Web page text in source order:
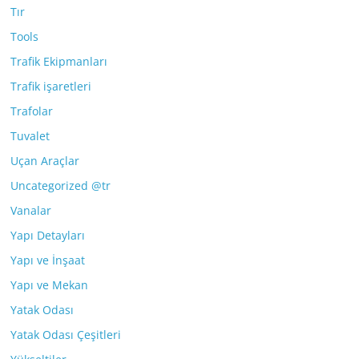
Tır
Tools
Trafik Ekipmanları
Trafik işaretleri
Trafolar
Tuvalet
Uçan Araçlar
Uncategorized @tr
Vanalar
Yapı Detayları
Yapı ve İnşaat
Yapı ve Mekan
Yatak Odası
Yatak Odası Çeşitleri